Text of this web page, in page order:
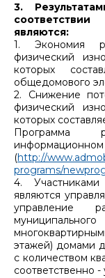
3.
являются:
1. Экономия
физический
которых
общедомового
2. Снижение
физический
которых
Программа
(http://
programs/
4.
являются
управление
этажей) домами
с количеством
соответственно